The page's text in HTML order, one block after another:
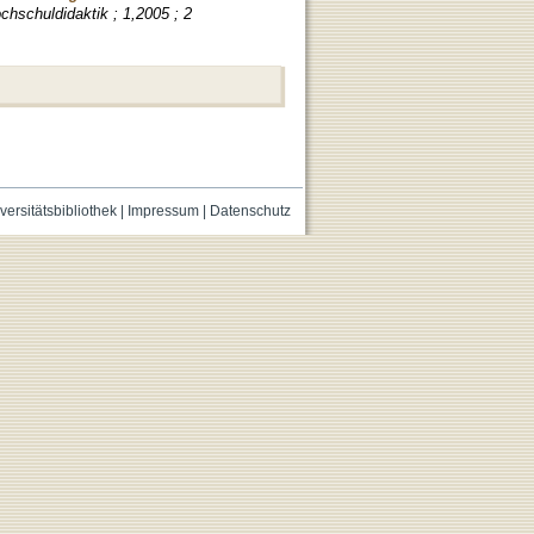
; 1,2005 ; 2
| Impressum| Datenschutz